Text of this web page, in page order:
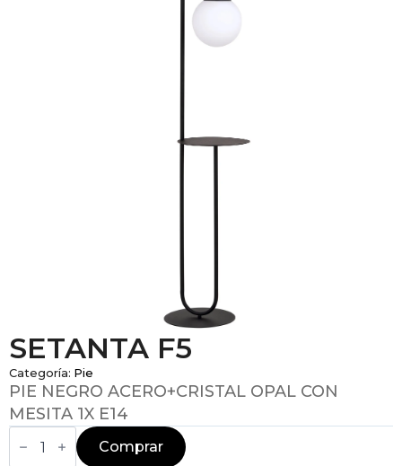
SETANTA F5
Categoría: Pie
PIE NEGRO ACERO+CRISTAL OPAL CON
MESITA 1X E14
SETANTA
F5
Comprar